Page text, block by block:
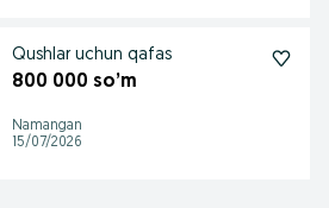
Qushlar uchun qafas
800 000 so’m
Namangan
15/07/2026